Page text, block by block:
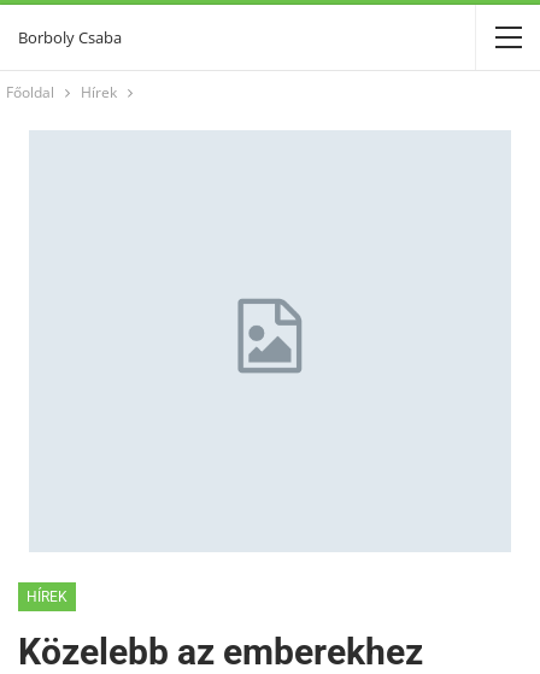
Borboly Csaba
Főoldal Hírek
HÍREK
Közelebb az emberekhez